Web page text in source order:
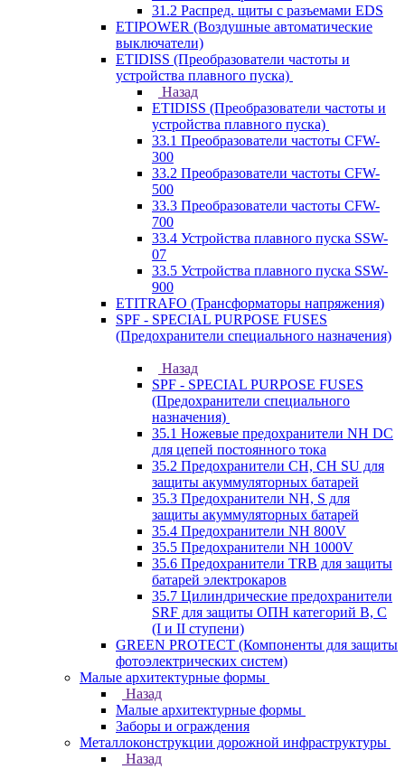
31.2 Распред. щиты с разъемами EDS
ETIPOWER (Воздушные автоматические
выключатели)
ETIDISS (Преобразователи частоты и
устройства плавного пуска)
Назад
ETIDISS (Преобразователи частоты и
устройства плавного пуска)
33.1 Преобразователи частоты CFW-
300
33.2 Преобразователи частоты CFW-
500
33.3 Преобразователи частоты CFW-
700
33.4 Устройства плавного пуска SSW-
07
33.5 Устройства плавного пуска SSW-
900
ETITRAFO (Трансформаторы напряжения)
SPF - SPECIAL PURPOSE FUSES
(Предохранители специального назначения)
Назад
SPF - SPECIAL PURPOSE FUSES
(Предохранители специального
назначения)
35.1 Ножевые предохранители NH DC
для цепей постоянного тока
35.2 Предохранители CH, CH SU для
защиты акуммуляторных батарей
35.3 Предохранители NH, S для
защиты акуммуляторных батарей
35.4 Предохранители NH 800V
35.5 Предохранители NH 1000V
35.6 Предохранители TRB для защиты
батарей электрокаров
35.7 Цилиндрические предохранители
SRF для защиты ОПН категорий B, C
(I и II ступени)
GREEN PROTECT (Компоненты для защиты
фотоэлектрических систем)
Малые архитектурные формы
Назад
Малые архитектурные формы
Заборы и ограждения
Металлоконструкции дорожной инфраструктуры
Назад